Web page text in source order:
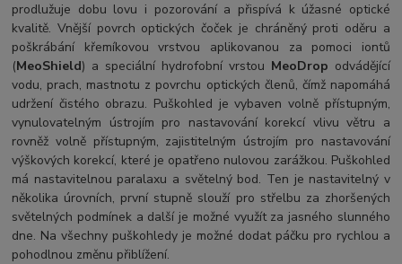
prodlužuje dobu lovu i pozorování a přispívá k úžasné optické
kvalitě. Vnější povrch optických čoček je chráněný proti oděru a
poškrábání křemíkovou vrstvou aplikovanou za pomoci iontů
(MeoShield) a speciální hydrofobní vrstou MeoDrop odvádějící
vodu, prach, mastnotu z povrchu optických členů, čímž napomáhá
udržení čistého obrazu. Puškohled je vybaven volně přístupným,
vynulovatelným ústrojím pro nastavování korekcí vlivu větru a
rovněž volně přístupným, zajistitelným ústrojím pro nastavování
výškových korekcí, které je opatřeno nulovou zarážkou. Puškohled
má nastavitelnou paralaxu a světelný bod. Ten je nastavitelný v
několika úrovních, první stupně slouží pro střelbu za zhoršených
světelných podmínek a další je možné využít za jasného slunného
dne. Na všechny puškohledy je možné dodat páčku pro rychlou a
pohodlnou změnu přiblížení.